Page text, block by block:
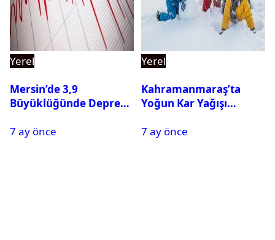
Yerel
Mersin’de 3,9
Büyüklüğünde Deprem
7 ay önce
Yerel
Kahramanmaraş’ta
Yoğun Kar Yağışı
Tatil
7 ay önce